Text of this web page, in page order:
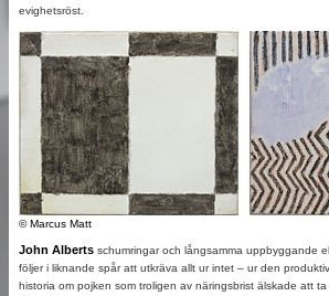
evighetsröst.
© Marcus Matt
John Albertsschumringar och långsamma uppbyggande
följer i liknande spår att utkräva allt ur intet – ur den
historia om pojken som troligen av näringsbrist älskade att